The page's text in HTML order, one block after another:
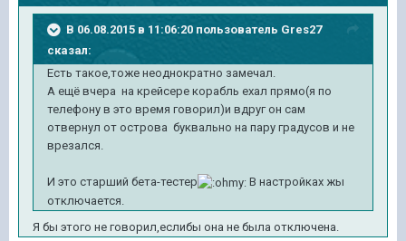
В 06.08.2015 в 11:06:20 пользователь Gres27
сказал:
Есть такое,тоже неоднократно замечал.
А ещё вчера на крейсере корабль ехал прямо(я по
телефону в это время говорил)и вдруг он сам
отвернул от острова буквально на пару градусов и не
врезался.
И это старший бета-тестер
В настройках жы
отключается.
Я бы этого не говорил,еслибы она не была отключена.